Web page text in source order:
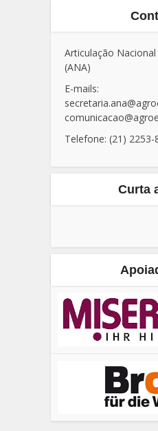
Articulação Nacional
(ANA)
E-mails:
Telefone: (21) 2253-